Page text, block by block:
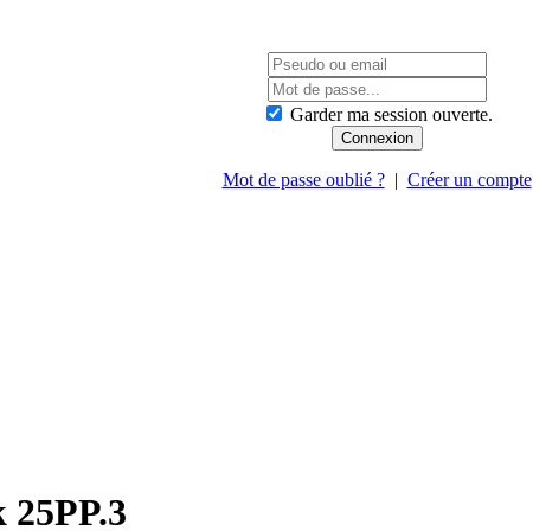
Garder ma session ouverte.
Mot de passe oublié ?| Créer un compte